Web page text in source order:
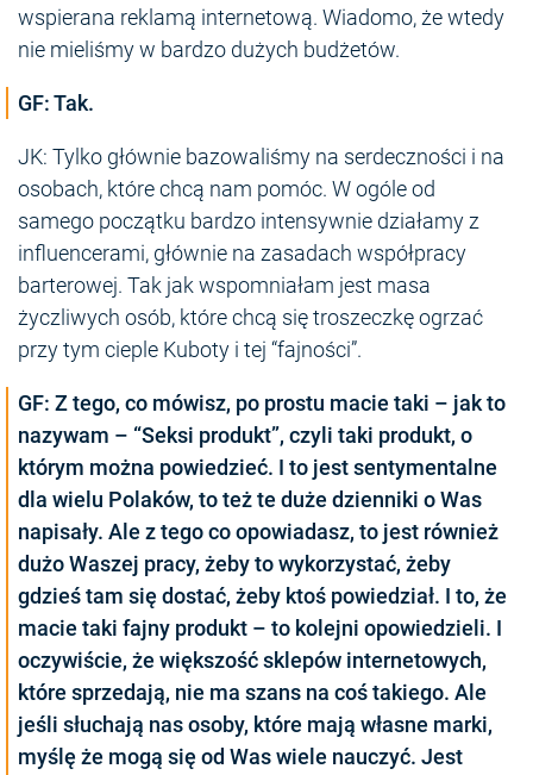
wspierana reklamą internetową. Wiadomo, że wtedy
nie mieliśmy w bardzo dużych budżetów.
GF: Tak.
JK: Tylko głównie bazowaliśmy na serdeczności i na
osobach, które chcą nam pomóc. W ogóle od
samego początku bardzo intensywnie działamy z
influencerami, głównie na zasadach współpracy
barterowej. Tak jak wspomniałam jest masa
życzliwych osób, które chcą się troszeczkę ogrzać
przy tym cieple Kuboty i tej “fajności”.
GF: Z tego, co mówisz, po prostu macie taki – jak to
nazywam – “Seksi produkt”, czyli taki produkt, o
którym można powiedzieć. I to jest sentymentalne
dla wielu Polaków, to też te duże dzienniki o Was
napisały. Ale z tego co opowiadasz, to jest również
dużo Waszej pracy, żeby to wykorzystać, żeby
gdzieś tam się dostać, żeby ktoś powiedział. I to, że
macie taki fajny produkt – to kolejni opowiedzieli. I
oczywiście, że większość sklepów internetowych,
które sprzedają, nie ma szans na coś takiego. Ale
jeśli słuchają nas osoby, które mają własne marki,
myślę że mogą się od Was wiele nauczyć. Jest